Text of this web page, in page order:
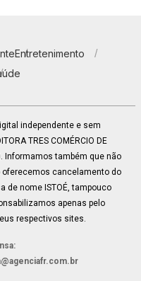
Entretenimento
independente e sem
TRES COMÉRCIO DE
Informamos também que não
cancelamento do
de nome ISTOÉ, tampouco
apenas pelo
respectivos sites.